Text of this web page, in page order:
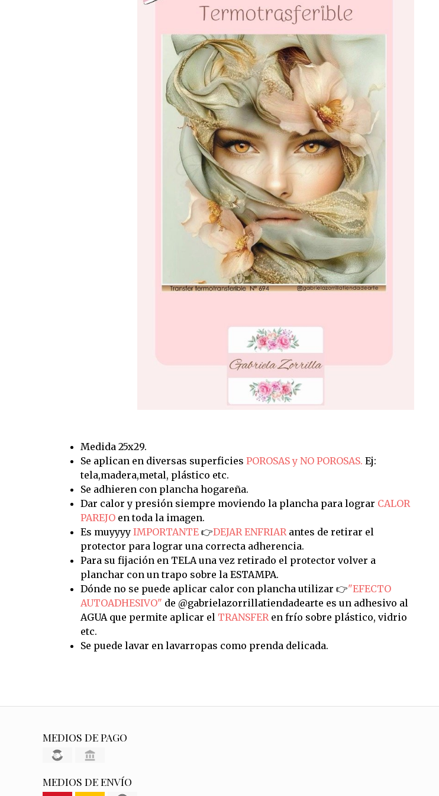
Medida 25x29.
Se aplican en diversas superficies POROSAS y NO POROSAS. Ej:
tela,madera,metal, plástico etc.
Se adhieren con plancha hogareña.
Dar calor y presión siempre moviendo la plancha para lograr CALOR
PAREJOen toda la imagen.
Es muyyyy IMPORTANTE👉DEJAR ENFRIARantes de retirar el
protector para lograr una correcta adherencia.
Para su fijación en TELA una vez retirado el protector volver a
planchar con un trapo sobre la ESTAMPA.
Dónde no se puede aplicar calor con plancha utilizar 👉"EFECTO
AUTOADHESIVO" de @gabrielazorrillatiendadearte es un adhesivo al
AGUA que permite aplicar el TRANSFERen frío sobre plástico, vidrio
etc.
Se puede lavar en lavarropas como prenda delicada.
MEDIOS DE PAGO
MEDIOS DE ENVÍO